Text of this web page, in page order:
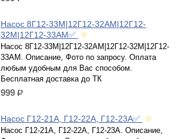
Насос 8Г12-33М|12Г12-32АМ|12Г12-
32М|12Г12-33АМ✅
Насос 8Г12-33М|12Г12-32АМ|12Г12-32М|12Г12-
33АМ. Описание, Фото по запросу. Оплата
любым удобным для Вас способом.
Бесплатная доставка до ТК
999 р.
Насос Г12-21А, Г12-22А, Г12-23А✅
Насос Г12-21А, Г12-22А, Г12-23А. Описание,